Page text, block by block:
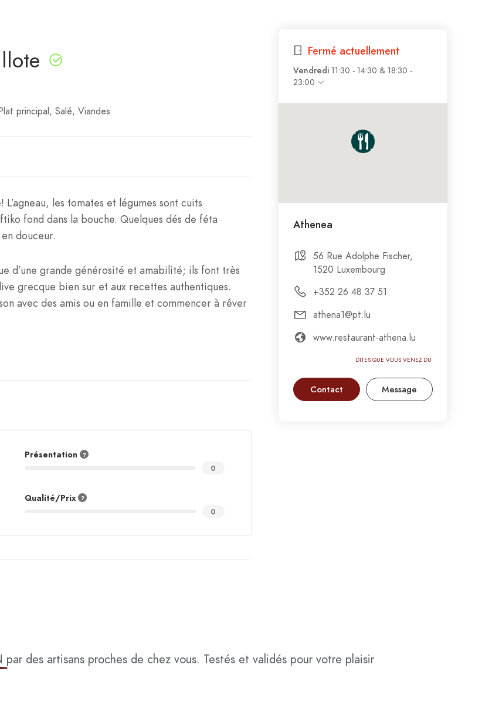
principal Salé Viandes
les tomates et légumes sont cuits
fond dans la bouche. Quelques dés de féta
douceur.
d’une grande générosité et amabilité; ils font très
grecque bien sur et aux recettes authentiques.
avec des amis ou en famille et commencer à rêver
Présentation
0
Qualité/Prix
0
Fermé actuellement
Vendredi 11:30 - 14:30 & 18:30 -
23:00
Athenea
56 Rue Adolphe Fischer,
1520 Luxembourg
+352 26 48 37 51
athena1@pt.lu
www.restaurant-athena.lu
DITES QUE VOUS VENEZ DU GASTRONOMIC-
CIRCUS
Contact Message
par des artisans proches de chez vous. Testés et validés pour votre plaisir